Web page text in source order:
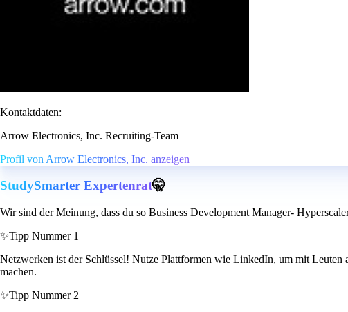
Kontaktdaten:
Arrow Electronics, Inc. Recruiting-Team
Profil von Arrow Electronics, Inc. anzeigen
StudySmarter Expertenrat🤫
Wir sind der Meinung, dass du so Business Development Manager-
✨Tipp Nummer 1
Netzwerken ist der Schlüssel! Nutze Plattformen wie LinkedIn, um mit
machen.
✨Tipp Nummer 2